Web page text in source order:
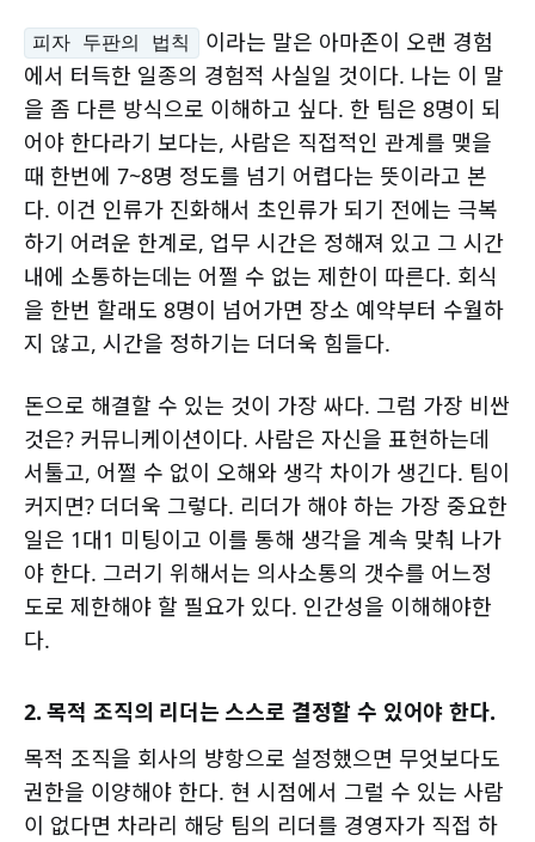
피자 두판의 법칙
이라는 말은 아마존이 오랜 경험
에서 터득한 일종의 경험적 사실일 것이다. 나는 이 말
을 좀 다른 방식으로 이해하고 싶다. 한 팀은 8명이 되
어야 한다라기 보다는, 사람은 직접적인 관계를 맺을
때 한번에 7~8명 정도를 넘기 어렵다는 뜻이라고 본
다. 이건 인류가 진화해서 초인류가 되기 전에는 극복
하기 어려운 한계로, 업무 시간은 정해져 있고 그 시간
내에 소통하는데는 어쩔 수 없는 제한이 따른다. 회식
을 한번 할래도 8명이 넘어가면 장소 예약부터 수월하
지 않고, 시간을 정하기는 더더욱 힘들다.
돈으로 해결할 수 있는 것이 가장 싸다. 그럼 가장 비싼
것은? 커뮤니케이션이다. 사람은 자신을 표현하는데
서툴고, 어쩔 수 없이 오해와 생각 차이가 생긴다. 팀이
커지면? 더더욱 그렇다. 리더가 해야 하는 가장 중요한
일은 1대1 미팅이고 이를 통해 생각을 계속 맞춰 나가
야 한다. 그러기 위해서는 의사소통의 갯수를 어느정
도로 제한해야 할 필요가 있다. 인간성을 이해해야한
다.
2. 목적 조직의 리더는 스스로 결정할 수 있어야 한다.
목적 조직을 회사의 뱡항으로 설정했으면 무엇보다도
권한을 이양해야 한다. 현 시점에서 그럴 수 있는 사람
이 없다면 차라리 해당 팀의 리더를 경영자가 직접 하